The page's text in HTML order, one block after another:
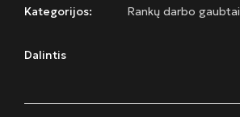
Kategorijos: Rankų darbo gaubtai
Dalintis